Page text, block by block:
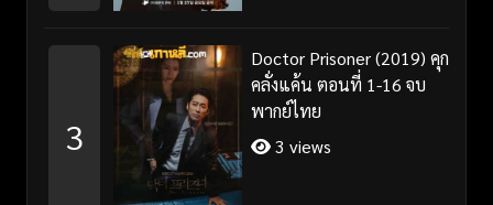
3
Doctor Prisoner (2019) คุก
คลั่งแค้น ตอนที่ 1-16 จบ
พากย์ไทย
3 views